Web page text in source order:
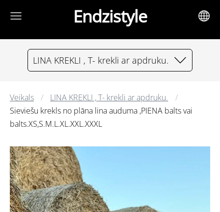
Endzistyle
LINA KREKLI , T- krekli ar apdruku.
Veikals
LINA KREKLI , T- krekli ar apdruku.
Sieviešu krekls no plāna lina auduma ,PIENA balts vai
balts.XS,S.M.L.XL.XXL.XXXL